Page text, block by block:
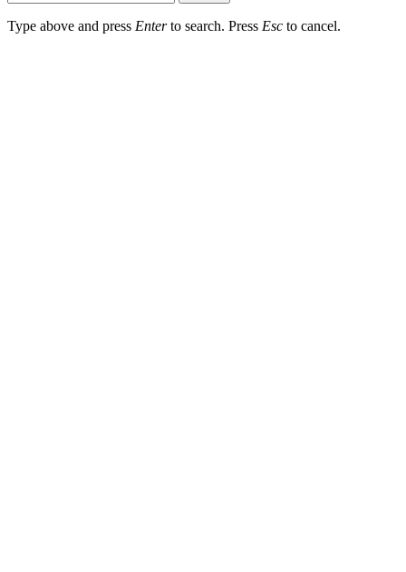
Type above and press Enterto search. Press Esc to cancel.